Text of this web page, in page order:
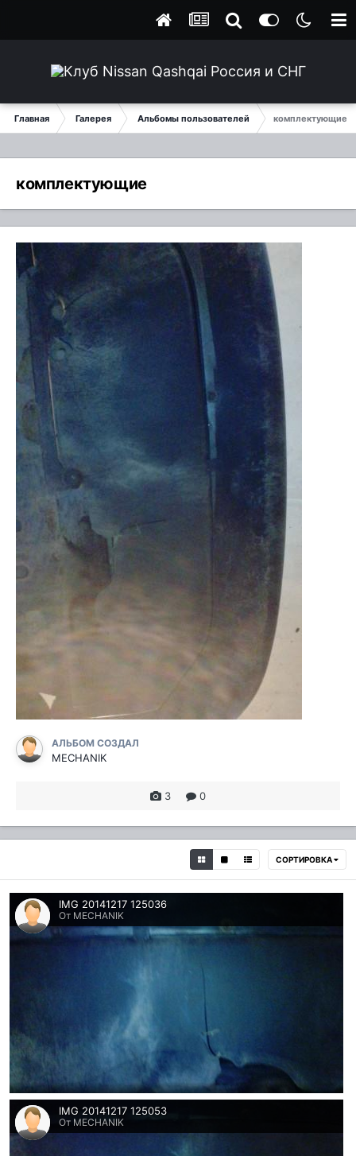
Главная Галерея Альбомы пользователей комплектующие
комплектующие
АЛЬБОМ СОЗДАЛ
MECHANIK
3 0
СОРТИРОВКА
IMG 20141217 125036
От MECHANIK
IMG 20141217 125053
От MECHANIK